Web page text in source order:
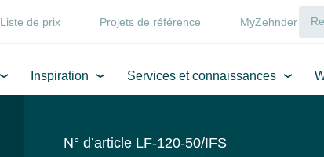
Liste de prix Projets de référence MyZehnder
Inspiration Services et connaissances
N° d’article LF-120-50/IFS